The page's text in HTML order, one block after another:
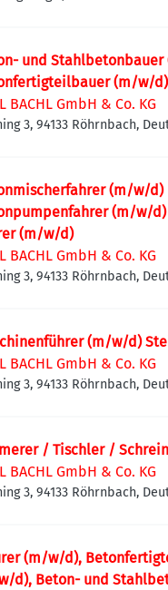
und
(m/w/d)
BACHL GmbH & Co. KG
3, 94133 Röhrnbach,
(m/w/
(m/w/d)
(m/w/d)
BACHL GmbH & Co. KG
3, 94133 Röhrnbach,
BACHL GmbH & Co. KG
3, 94133 Röhrnbach,
/ Tischler /
BACHL GmbH & Co. KG
3, 94133 Röhrnbach,
(m/w/d),
d), Beton- und